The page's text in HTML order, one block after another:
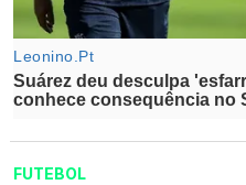
FUTEBOL